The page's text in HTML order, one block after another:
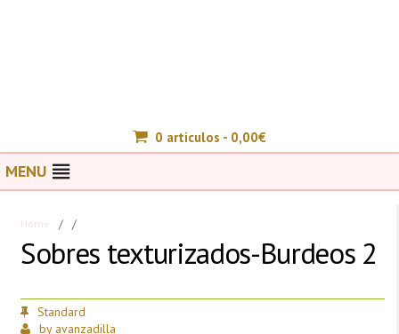
0 articulos - 0,00€
MENU
Home / /
Sobres texturizados-Burdeos 2
Standard
by avanzadilla